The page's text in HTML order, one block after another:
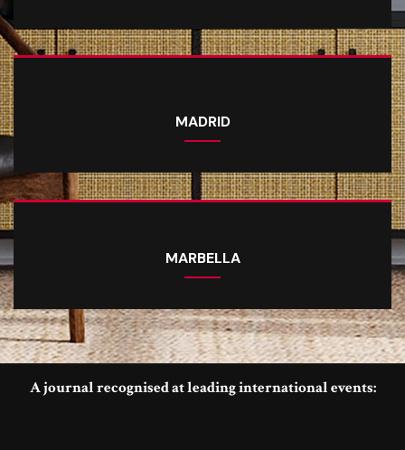
MADRID
MARBELLA
A journal recognised at leading international events: